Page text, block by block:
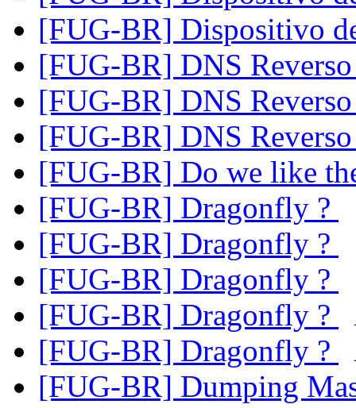
[FUG-BR] Dispositivo
[FUG-BR] DNS
[FUG-BR] DNS
[FUG-BR] DNS
[FUG-BR] Do we like
[FUG-BR] Dragonfly ?
[FUG-BR] Dragonfly ?
[FUG-BR] Dragonfly ?
[FUG-BR] Dragonfly ?
[FUG-BR] Dragonfly ?
[FUG-BR] Dumping